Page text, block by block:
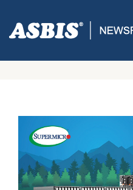
ASBIS CROATIA> PRESS>
FLASH SERIJU NVME